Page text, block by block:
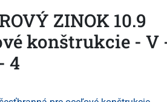
ZINOK 10.9
konštrukcie - V
4